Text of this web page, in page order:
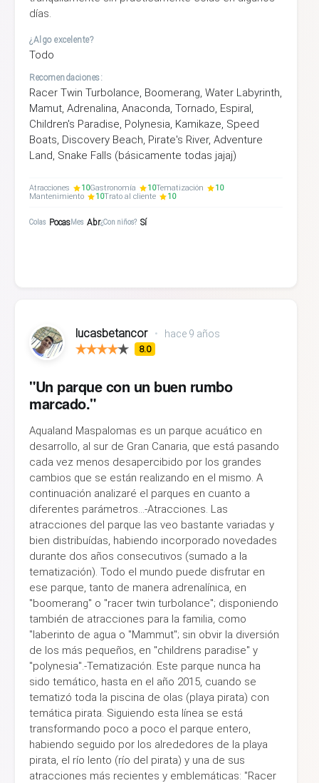
días.
¿Algo excelente?
Todo
Recomendaciones:
Racer Twin Turbolance, Boomerang, Water Labyrinth,
Mamut, Adrenalina, Anaconda, Tornado, Espiral,
Children's Paradise, Polynesia, Kamikaze, Speed
Boats, Discovery Beach, Pirate's River, Adventure
Land, Snake Falls (básicamente todas jajaj)
Atracciones 10Gastronomía 10Tematización
10
Mantenimiento
10Trato al cliente 10
Colas PocasMes Abr¿Con niños? Sí
lucasbetancor • hace 9 años
8.0
"Un parque con un buen rumbo
marcado."
Aqualand Maspalomas es un parque acuático en
desarrollo, al sur de Gran Canaria, que está pasando
cada vez menos desapercibido por los grandes
cambios que se están realizando en el mismo. A
continuación analizaré el parques en cuanto a
diferentes parámetros...-Atracciones. Las
atracciones del parque las veo bastante variadas y
bien distribuídas, habiendo incorporado novedades
durante dos años consecutivos (sumado a la
tematización). Todo el mundo puede disfrutar en
ese parque, tanto de manera adrenalínica, en
"boomerang" o "racer twin turbolance"; disponiendo
también de atracciones para la familia, como
"laberinto de agua o "Mammut"; sin obvir la diversión
de los más pequeños, en "childrens paradise" y
"polynesia".-Tematización. Este parque nunca ha
sido temático, hasta en el año 2015, cuando se
tematizó toda la piscina de olas (playa pirata) con
temática pirata. Siguiendo esta línea se está
transformando poco a poco el parque entero,
habiendo seguido por los alrededores de la playa
pirata, el río lento (río del pirata) y una de sus
atracciones más recientes y emblemáticas: "Racer